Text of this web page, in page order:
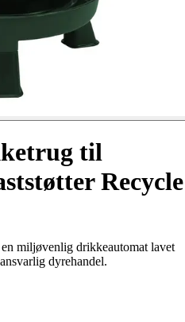
til
Recycle
miljøvenlig drikkeautomat lavet
dyrehandel.